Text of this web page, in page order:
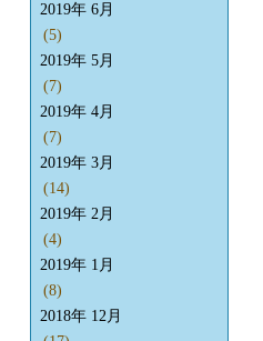
2019年 6月
(5)
2019年 5月
(7)
2019年 4月
(7)
2019年 3月
(14)
2019年 2月
(4)
2019年 1月
(8)
2018年 12月